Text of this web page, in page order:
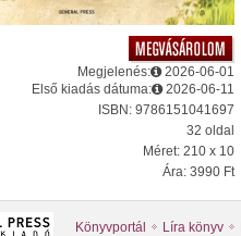
Megjelenés:
2026-06-01
Első kiadás dátuma:
2026-06-11
ISBN: 9786151041697
32 oldal
Méret: 210 x 10
Ára: 3990 Ft
Könyvportál Líra könyv